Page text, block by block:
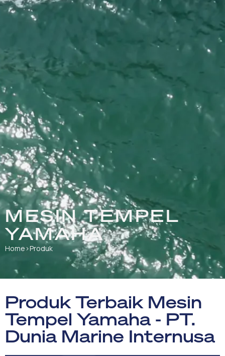
MESIN TEMPEL
YAMAHA
Home ›Produk
Produk Terbaik Mesin
Tempel Yamaha - PT.
Dunia Marine Internusa